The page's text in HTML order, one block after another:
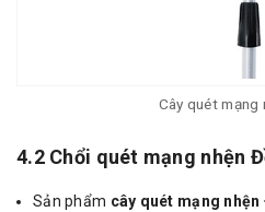
Cây quét mạng
4.2 Chổi quét mạng nhện
Sản phẩm cây quét mạng nhện